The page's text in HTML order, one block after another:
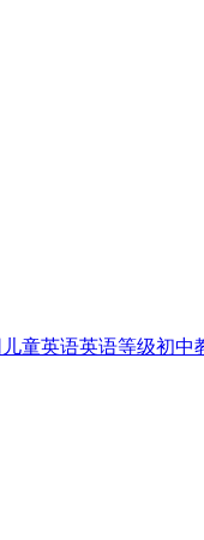
儿童英语英语等级初中